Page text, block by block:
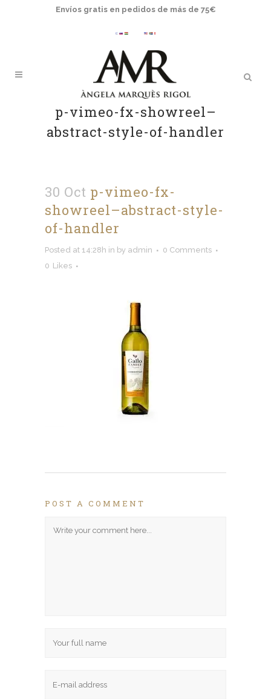
Envíos gratis en pedidos de más de 75€
p-vimeo-fx-showreel–
abstract-style-of-handler
30 Oct p-vimeo-fx-
showreel–abstract-style-
of-handler
Posted at 14:28h in by admin
0 Comments
0 Likes
POST A COMMENT